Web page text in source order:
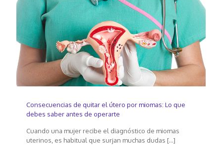
Consecuencias de quitar el útero por miomas: Lo que
debes saber antes de operarte
Cuando una mujer recibe el diagnóstico de miomas
uterinos, es habitual que surjan muchas dudas […]